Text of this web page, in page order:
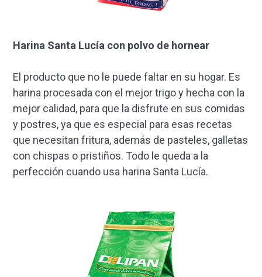
Harina Santa Lucía con polvo de hornear
El producto que no le puede faltar en su hogar. Es
harina procesada con el mejor trigo y hecha con la
mejor calidad, para que la disfrute en sus comidas
y postres, ya que es especial para esas recetas
que necesitan fritura, además de pasteles, galletas
con chispas o pristiños. Todo le queda a la
perfección cuando usa harina Santa Lucía.